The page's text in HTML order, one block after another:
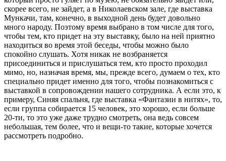
скорее всего, не зайдет, а в Николаевском зале, где выставка
Мункачи, там, конечно, в выходной день будет довольно
много народу. Поэтому время выбрано в том числе для того,
чтобы тем, кто придет на эту выставку, было на ней приятно
находиться во время этой беседы, чтобы можно было
спокойно слушать. Хотя никак не возбраняется
присоединиться и прислушаться тем, кто просто проходил
мимо, но, назначая время, мы, прежде всего, думаем о тех, кто
специально придет именно для того, чтобы познакомиться с
выставкой в сопровождении нашего сотрудника. А если это, к
примеру, Синяя спальня, где выставка «Фантазии в нитях», то,
если группа собирается 15 человек, это хорошо, если больше
20-ти, то это уже даже трудно смотреть, она ведь совсем
небольшая, тем более, что и вещи-то такие, которые хочется
рассмотреть подробно.